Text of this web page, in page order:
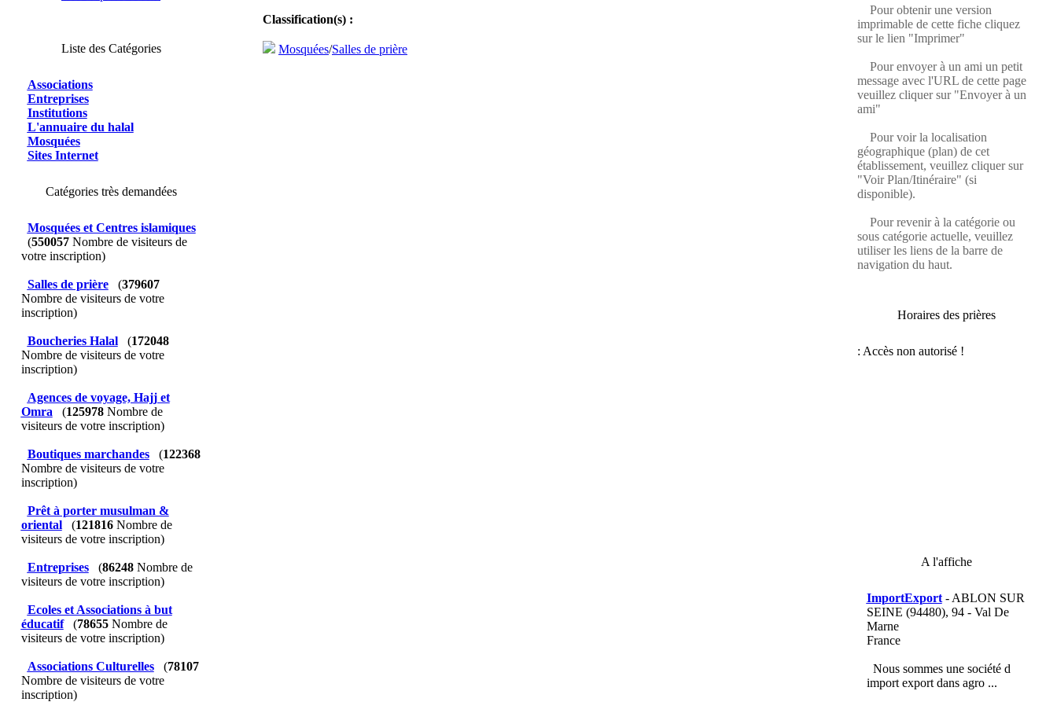
Liste des Catégories
Associations
Entreprises
Institutions
L'annuaire du halal
Mosquées
Sites Internet
Catégories très demandées
Mosquées et Centres islamiques
(550057Nombre de visiteurs de
votre inscription)
Salles de prière (379607
Nombre de visiteurs de votre
inscription)
Boucheries Halal (172048
Nombre de visiteurs de votre
inscription)
Agences de voyage, Hajj et
Omra
(125978Nombre de
visiteurs de votre inscription)
Boutiques marchandes (122368
Nombre de visiteurs de votre
inscription)
Prêt à porter musulman &
oriental
(121816Nombre de
visiteurs de votre inscription)
Entreprises (86248Nombre de
visiteurs de votre inscription)
Ecoles et Associations à but
éducatif
(78655Nombre de
visiteurs de votre inscription)
Associations Culturelles (78107
Nombre de visiteurs de votre
inscription)
Classification(s) :
Mosquées/Salles de prière
Pour obtenir une version
imprimable de cette fiche cliquez
sur le lien "Imprimer"
Pour envoyer à un ami un petit
message avec l'URL de cette page
veuillez cliquer sur "Envoyer à un
ami"
Pour voir la localisation
géographique (plan) de cet
établissement, veuillez cliquer sur
"Voir Plan/Itinéraire" (si
disponible).
Pour revenir à la catégorie ou
sous catégorie actuelle, veuillez
utiliser les liens de la barre de
navigation du haut.
Horaires des prières
A l'affiche
ImportExport- ABLON SUR
SEINE (94480), 94 - Val De
Marne
France
Nous sommes une société d
import export dans agro ...